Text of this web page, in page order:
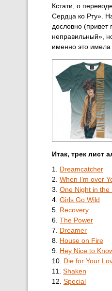
Кстати, о
Сердца ко Рту».
дословно (привет
неправильный»,
именно это имела
Итак, трек лист
1. Dreamcatcher
2. When I’m over
3. One Night in the
4. Girls Go Wild
5. Recovery
6. The Power
7. Dreamer
8. House on Fire
9. Hey Nice to
10. Die for Your
11. Shaken
12. Special